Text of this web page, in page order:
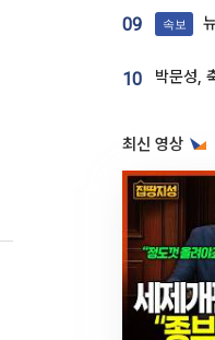
09 속보
10
최신 영상